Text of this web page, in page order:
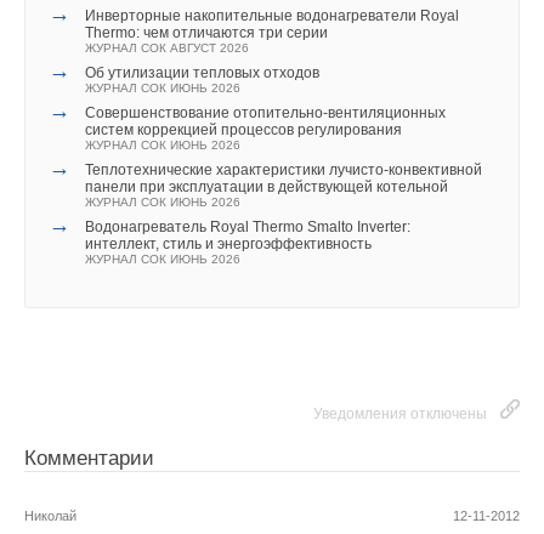
→
Инверторные накопительные водонагреватели Royal
Thermo: чем отличаются три серии
ЖУРНАЛ СОК АВГУСТ 2026
→ Об утилизации тепловых отходов
ЖУРНАЛ СОК ИЮНЬ 2026
→
Совершенствование отопительно-вентиляционных
систем коррекцией процессов регулирования
ЖУРНАЛ СОК ИЮНЬ 2026
→
Теплотехнические характеристики лучисто-конвективной
панели при эксплуатации в действующей котельной
ЖУРНАЛ СОК ИЮНЬ 2026
→
Водонагреватель Royal Thermo Smalto Inverter:
интеллект, стиль и энергоэффективность
ЖУРНАЛ СОК ИЮНЬ 2026
Уведомления отключены
Комментарии
12-11-2012
Николай